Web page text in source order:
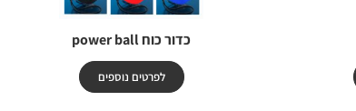
כדור כוח power ball
לפרטים נוספים